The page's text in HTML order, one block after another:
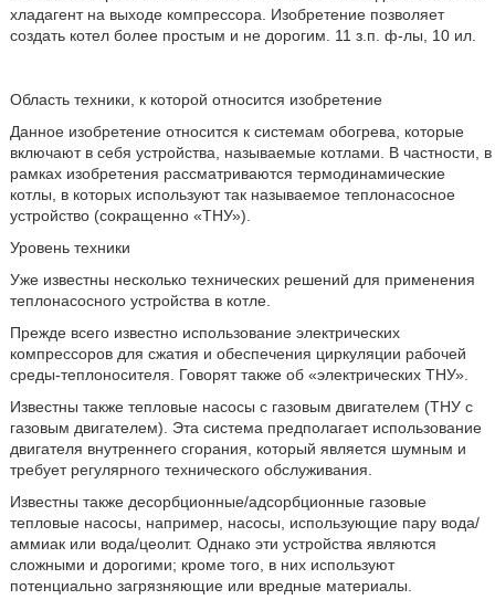
хладагент на выходе компрессора. Изобретение позволяет
создать котел более простым и не дорогим. 11 з.п. ф-лы, 10 ил.
Область техники, к которой относится изобретение
Данное изобретение относится к системам обогрева, которые
включают в себя устройства, называемые котлами. В частности, в
рамках изобретения рассматриваются термодинамические
котлы, в которых используют так называемое теплонасосное
устройство (сокращенно «ТНУ»).
Уровень техники
Уже известны несколько технических решений для применения
теплонасосного устройства в котле.
Прежде всего известно использование электрических
компрессоров для сжатия и обеспечения циркуляции рабочей
среды-теплоносителя. Говорят также об «электрических ТНУ».
Известны также тепловые насосы с газовым двигателем (ТНУ с
газовым двигателем). Эта система предполагает использование
двигателя внутреннего сгорания, который является шумным и
требует регулярного технического обслуживания.
Известны также десорбционные/адсорбционные газовые
тепловые насосы, например, насосы, использующие пару вода/
аммиак или вода/цеолит. Однако эти устройства являются
сложными и дорогими; кроме того, в них используют
потенциально загрязняющие или вредные материалы.